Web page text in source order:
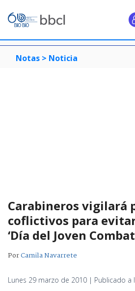
Notas > Noticia
Carabineros vigilará
coflictivos para
‘Día del Joven
PorCamila Navarrete
Lunes 29 marzo de 2010 | Publicado a